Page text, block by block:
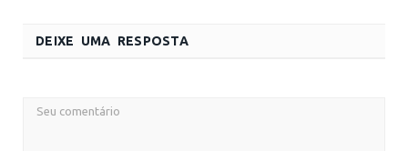
DEIXE UMA RESPOSTA